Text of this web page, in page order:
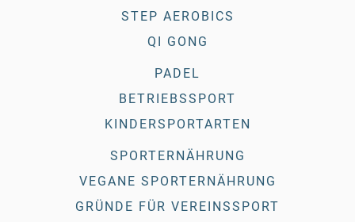
STEP AEROBICS
QI GONG
PADEL
BETRIEBSSPORT
KINDERSPORTARTEN
SPORTERNÄHRUNG
VEGANE SPORTERNÄHRUNG
GRÜNDE FÜR VEREINSSPORT